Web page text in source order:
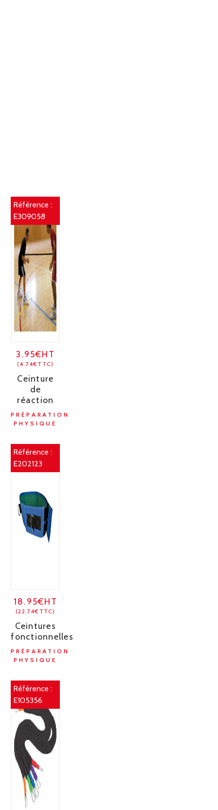
Référence :
E309058
3.95€HT
(4.74€TTC)
Ceinture
de
réaction
PRÉPARATION
PHYSIQUE
Référence :
E202123
18.95€HT
(22.74€TTC)
Ceintures
fonctionnelles
PRÉPARATION
PHYSIQUE
Référence :
E105356